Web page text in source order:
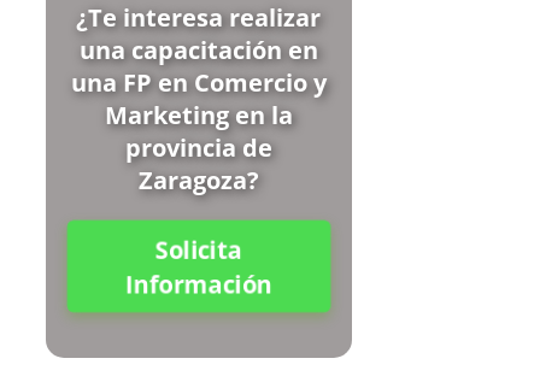
¿Te interesa realizar
una capacitación en
una FP en Comercio y
Marketing en la
provincia de
Zaragoza?
Solicita
Información